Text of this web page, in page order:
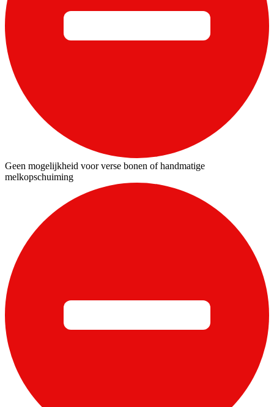
Geen mogelijkheid voor verse bonen of handmatige
melkopschuiming